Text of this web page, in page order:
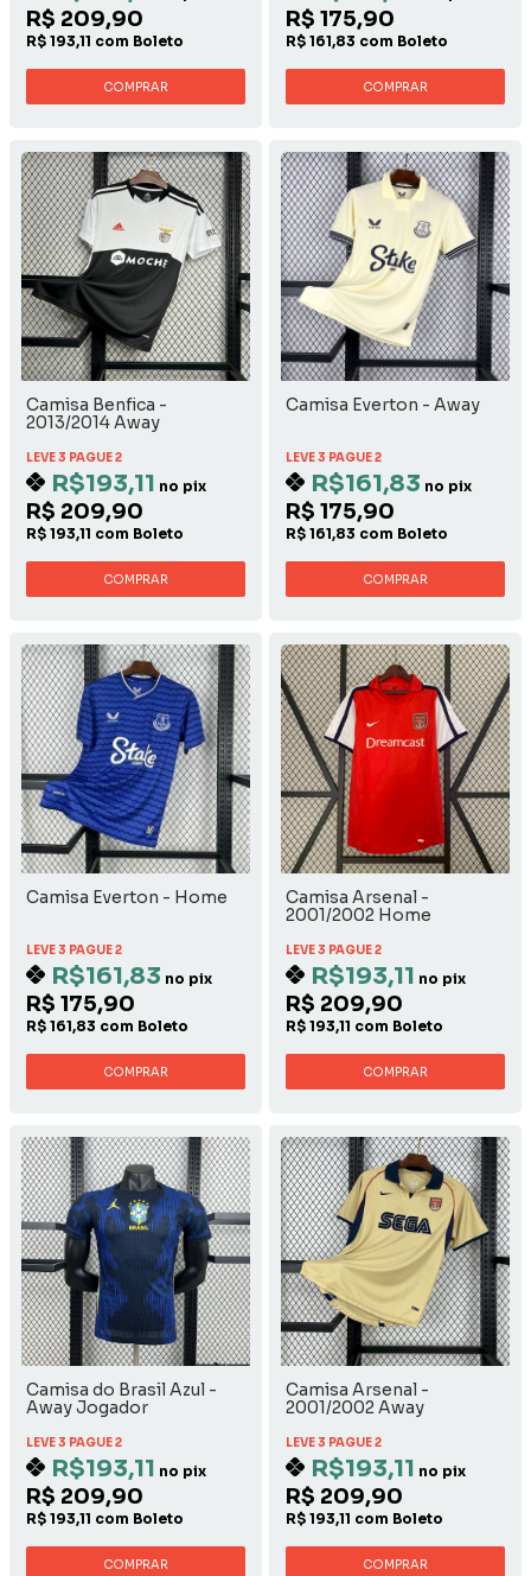
R$ 209,90
R$ 193,11 com Boleto
COMPRAR
R$ 175,90
R$ 161,83 com Boleto
COMPRAR
Camisa Benfica -
2013/2014 Away
LEVE 3 PAGUE 2
R$193,11 no pix
R$ 209,90
R$ 193,11 com Boleto
COMPRAR
Camisa Everton - Away
LEVE 3 PAGUE 2
R$161,83 no pix
R$ 175,90
R$ 161,83 com Boleto
COMPRAR
Camisa Everton - Home
LEVE 3 PAGUE 2
R$161,83 no pix
R$ 175,90
R$ 161,83 com Boleto
COMPRAR
Camisa Arsenal -
2001/2002 Home
LEVE 3 PAGUE 2
R$193,11 no pix
R$ 209,90
R$ 193,11 com Boleto
COMPRAR
Camisa do Brasil Azul -
Away Jogador
LEVE 3 PAGUE 2
R$193,11 no pix
R$ 209,90
R$ 193,11 com Boleto
COMPRAR
Camisa Arsenal -
2001/2002 Away
LEVE 3 PAGUE 2
R$193,11 no pix
R$ 209,90
R$ 193,11 com Boleto
COMPRAR